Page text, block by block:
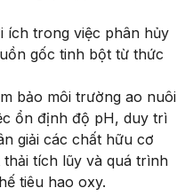
ích trong việc phân hủy
gốc tinh bột từ thức
bảo môi trường ao nuôi
ổn định độ pH, duy trì
giải các chất hữu cơ
thải tích lũy và quá trình
tiêu hao oxy.